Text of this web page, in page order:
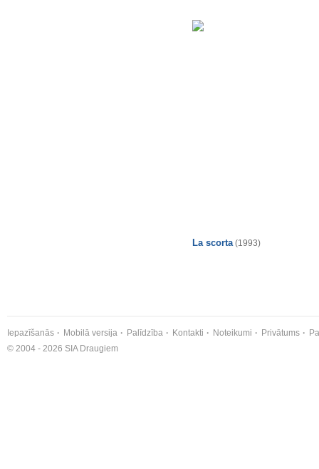
La scorta (1993)
Iepazīšanās Mobilā versija Palīdzība Kontakti Noteikumi Privātums
© 2004 - 2026 SIA Draugiem